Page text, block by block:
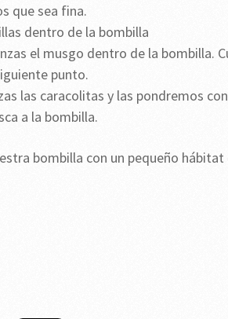
que sea fina.
dentro de la bombilla
el musgo dentro de la bombilla.
punto.
las caracolitas y las pondremos
a la bombilla.
bombilla con un pequeño